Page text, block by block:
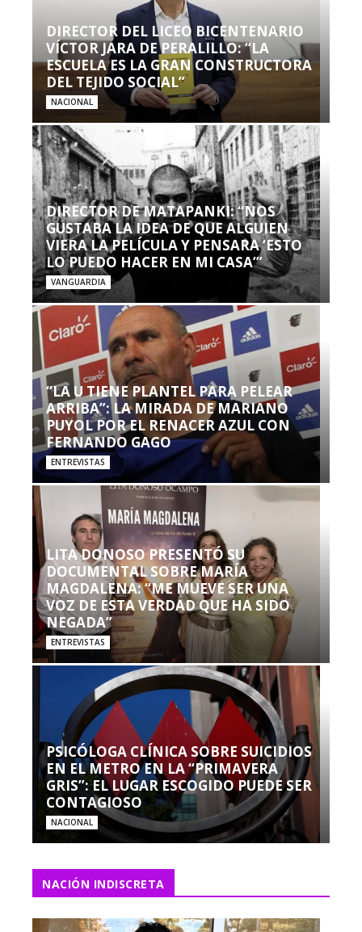
DIRECTOR DEL LICEO BICENTENARIO
VÍCTOR JARA DE PERALILLO: “LA
ESCUELA ES LA GRAN CONSTRUCTORA
DEL TEJIDO SOCIAL”
NACIONAL
DIRECTOR DE MATAPANKI: “NOS
GUSTABA LA IDEA DE QUE ALGUIEN
VIERA LA PELÍCULA Y PENSARA ‘ESTO
LO PUEDO HACER EN MI CASA’”
VANGUARDIA
“LA U TIENE PLANTEL PARA PELEAR
ARRIBA”: LA MIRADA DE MARIANO
PUYOL POR EL RENACER AZUL CON
FERNANDO GAGO
ENTREVISTAS
LITA DONOSO PRESENTÓ SU
DOCUMENTAL SOBRE MARÍA
MAGDALENA: “ME MUEVE SER UNA
VOZ DE ESTA VERDAD QUE HA SIDO
NEGADA”
ENTREVISTAS
PSICÓLOGA CLÍNICA SOBRE SUICIDIOS
EN EL METRO EN LA “PRIMAVERA
GRIS”: EL LUGAR ESCOGIDO PUEDE SER
CONTAGIOSO
NACIONAL
NACIÓN INDISCRETA